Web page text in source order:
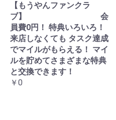
【もうやんファンクラ
ブ】 会
員費0円！ 特典いろいろ！
来店しなくても タスク達成
でマイルがもらえる！ マイ
ルを貯めてさまざまな特典
と交換できます！
￥0